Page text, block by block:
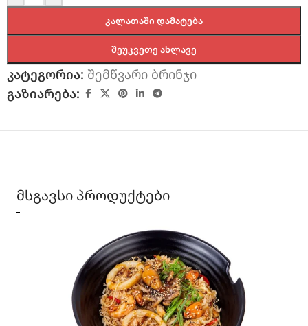
ᲙᲐᲚᲐᲗᲐᲨᲘ ᲓᲐᲛᲐᲢᲔᲑᲐ
ᲨᲔᲣᲙᲕᲔᲗᲔ ᲐᲮᲚᲐᲕᲔ
კატეგორია: შემწვარი ბრინჯი
გაზიარება:
მსგავსი პროდუქტები